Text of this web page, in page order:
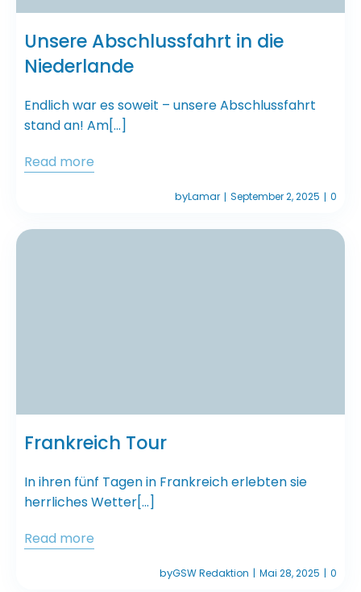
Unsere Abschlussfahrt in die
Niederlande
Endlich war es soweit – unsere Abschlussfahrt
stand an! Am[…]
Read more
byLamar | September 2, 2025 | 0
Frankreich Tour
In ihren fünf Tagen in Frankreich erlebten sie
herrliches Wetter[…]
Read more
byGSW Redaktion | Mai 28, 2025 | 0